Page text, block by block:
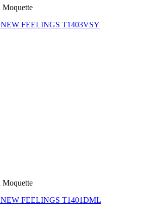
Moquette
NEW FEELINGS T1403VSY
Moquette
NEW FEELINGS T1401DML